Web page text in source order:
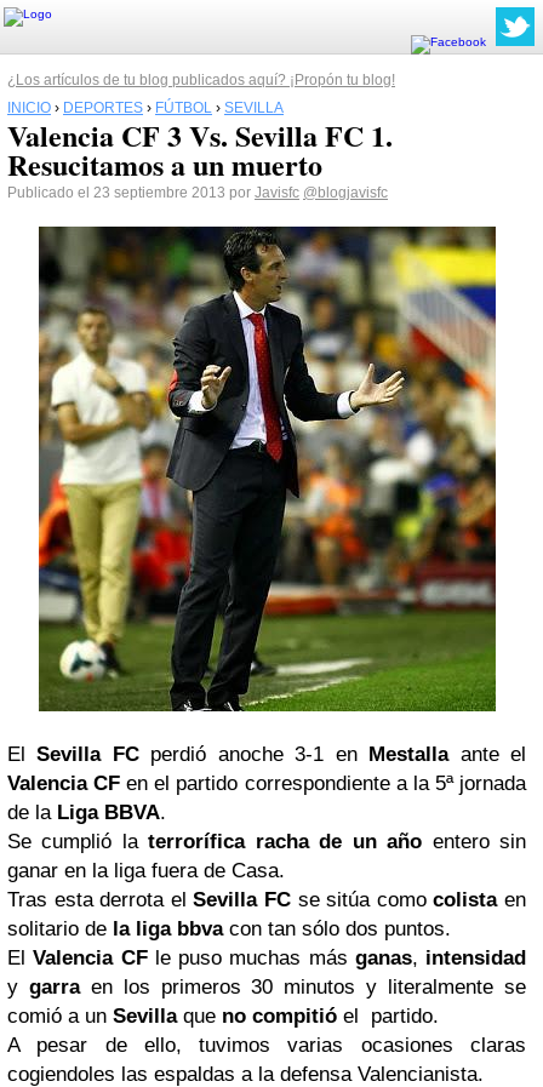
¿Los artículos de tu blog publicados aquí? ¡Propón tu blog!
INICIO › DEPORTES › FÚTBOL › SEVILLA
Valencia CF 3 Vs. Sevilla FC 1.
Resucitamos a un muerto
Publicado el 23 septiembre 2013 por Javisfc @blogjavisfc
ElSevillaFCperdió anoche 3-1 en Mestalla ante el
ValenciaCF en el partido correspondiente a la 5ª jornada
de la Liga BBVA.
Se cumplió laterrorífica racha de un año entero sin
ganar en la liga fuera de Casa.
Tras esta derrota elSevilla FC se sitúa comocolistaen
solitario de la liga bbvacon tan sólo dos puntos.
ElValencia CFle puso muchas más ganas, intensidad
y garra en los primeros 30 minutos y literalmente se
comió a un Sevilla que no compitió el partido.
A pesar de ello, tuvimos varias ocasiones claras
cogiendoles las espaldas a la defensa Valencianista.